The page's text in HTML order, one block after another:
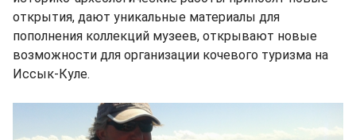
открытия, дают уникальные материалы для
пополнения коллекций музеев, открывают новые
возможности для организации кочевого туризма на
Иссык-Куле.